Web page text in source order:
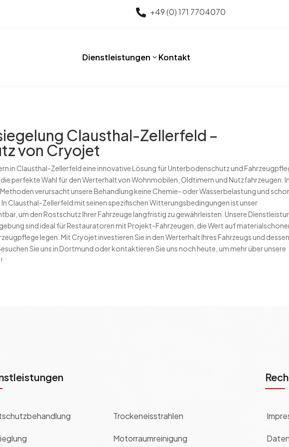
 +49 (0) 171 7704070
Dienstleistungen 3 Kontakt
Clausthal-Zellerfeld –
von Cryojet
in Clausthal-Zellerfeld eine innovative Lösung für Unterbodenschutz und
perfekte Wahl für den Werterhalt von Wohnmobilen, Oldtimern und Nutzfahrzeugen.
verursacht unsere Behandlung keine Chemie- oder Wasserbelastung und
Clausthal-Zellerfeld mit seinen spezifischen Witterungsbedingungen ist unser
um den Rostschutz Ihrer Fahrzeuge langfristig zu gewährleisten. Unsere
sind ideal für Restauratoren mit Projekt-Fahrzeugen, die Wert auf
legen. Mit Cryojet investieren Sie in den Werterhalt Ihres Fahrzeugs und dessen
Sie uns in Dortmund oder kontaktieren Sie uns noch heute, um mehr über unsere
Trockeneisstrahlen
Motorraumreinigung